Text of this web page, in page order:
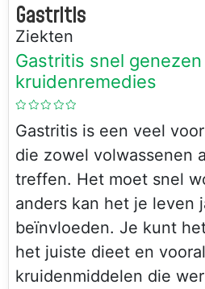
Gastritis
Ziekten
Gastritis snel
kruidenremedies
Gastritis is een veel
die zowel volwassenen
treffen. Het moet snel
anders kan het je leven
beïnvloeden. Je kunt
het juiste dieet en
kruidenmiddelen die